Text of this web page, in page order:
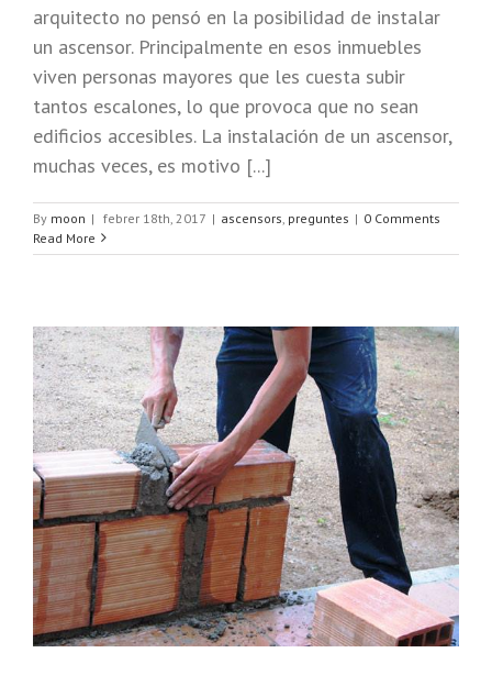
arquitecto no pensó en la posibilidad de instalar
un ascensor. Principalmente en esos inmuebles
viven personas mayores que les cuesta subir
tantos escalones, lo que provoca que no sean
edificios accesibles. La instalación de un ascensor,
muchas veces, es motivo [...]
By moon | febrer 18th, 2017 | ascensors preguntes | 0 Comments
Read More